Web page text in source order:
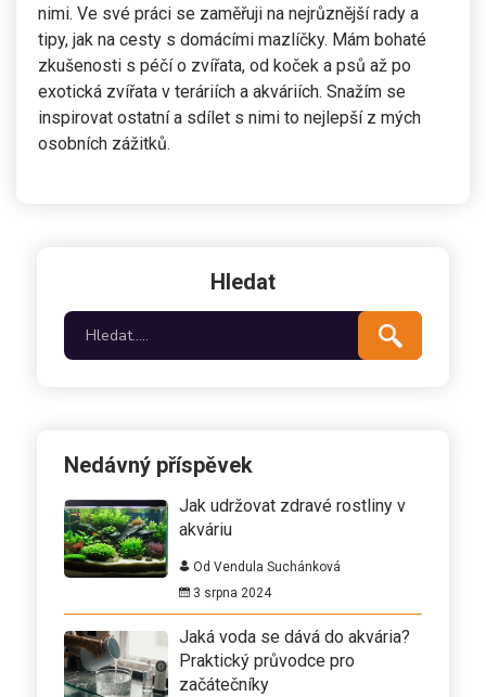
nimi. Ve své práci se zaměřuji na nejrůznější rady a
tipy, jak na cesty s domácími mazlíčky. Mám bohaté
zkušenosti s péčí o zvířata, od koček a psů až po
exotická zvířata v teráriích a akváriích. Snažím se
inspirovat ostatní a sdílet s nimi to nejlepší z mých
osobních zážitků.
Hledat
Nedávný příspěvek
Jak udržovat zdravé rostliny v
akváriu
Od Vendula Suchánková
3 srpna 2024
Jaká voda se dává do akvária?
Praktický průvodce pro
začátečníky